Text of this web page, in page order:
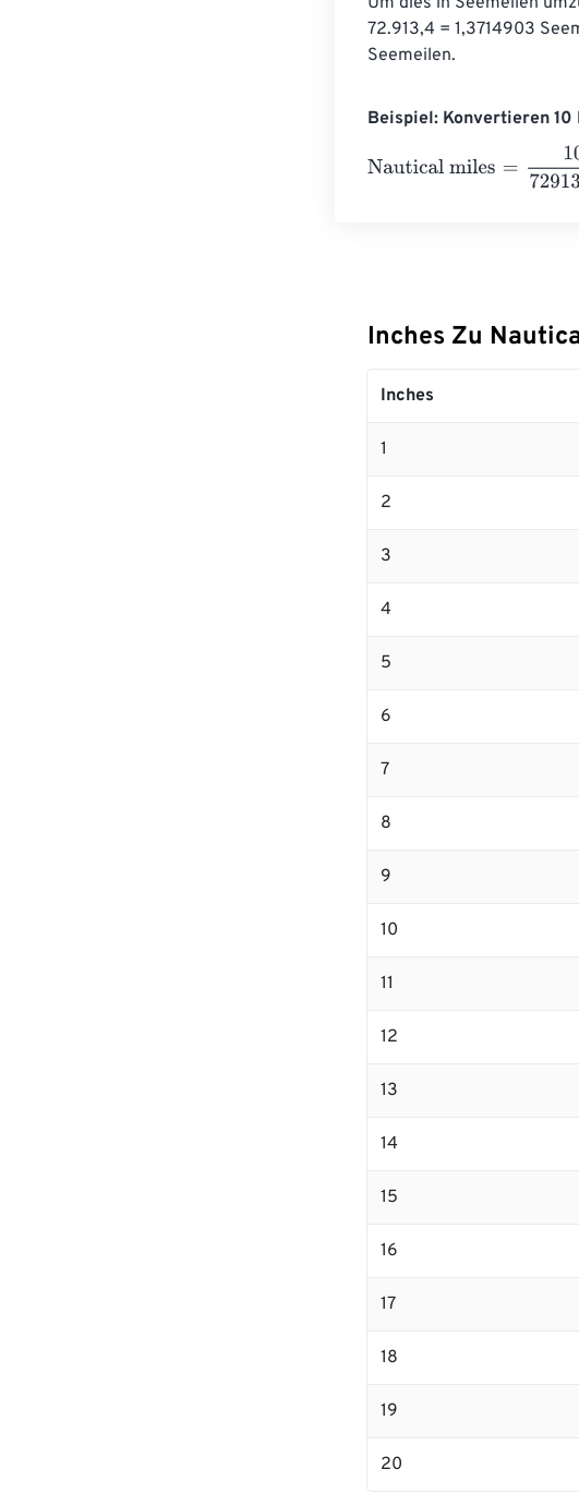
72.913,4 = 1,3714903
Seemeilen.
Beispiel: Konvertieren
Nautical miles
Inches Zu
Inches
1
2
3
4
5
6
7
8
9
10
11
12
13
14
15
16
17
18
19
20